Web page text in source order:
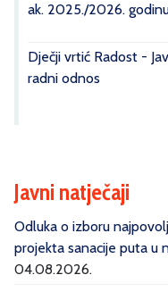
ak. 2025./2026.
Dječji vrtić Radost -
radni odnos
Javni natječaji
Odluka o izboru
projekta sanacije puta u
04.08.2026.